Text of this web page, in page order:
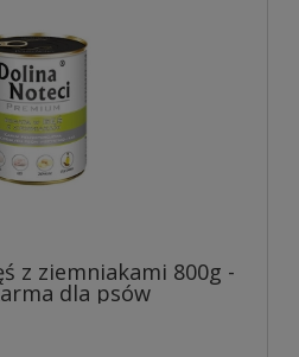
z ziemniakami 800g -
dla psów